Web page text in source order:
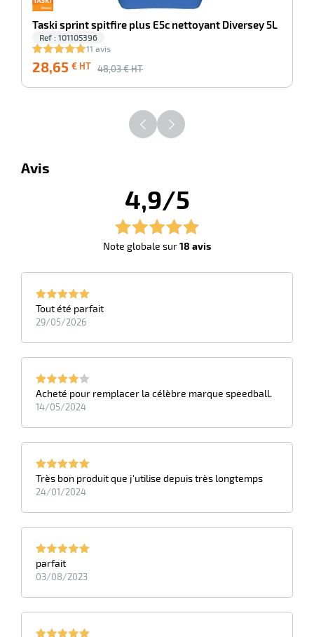
Taski sprint spitfire plus E5c nettoyant Diversey 5L
Ref : 101105396
11 avis
28,65 € HT 48,03 € HT
Avis
4,9/5
Note globale sur18 avis
Tout été parfait
29/05/2026
Acheté pour remplacer la célèbre marque speedball.
14/05/2024
Très bon produit que j'utilise depuis très longtemps
24/01/2024
parfait
03/08/2023